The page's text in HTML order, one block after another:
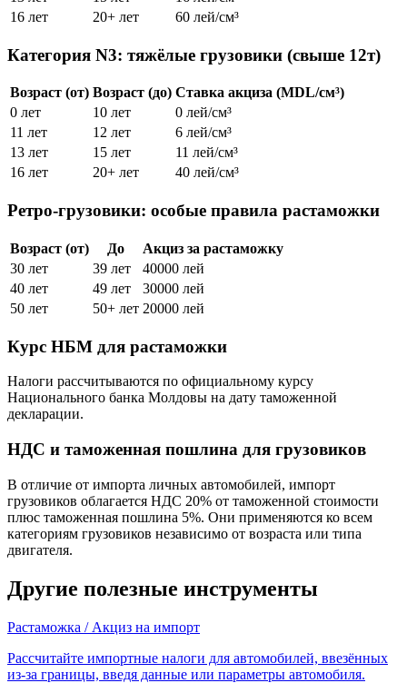
16 лет
20+ лет 60 лей/см³
Категория N3: тяжёлые грузовики (свыше 12т)
Возраст (от) Возраст (до) Ставка акциза (MDL/см³)
0 лет
10 лет
0 лей/см³
11 лет
12 лет
6 лей/см³
13 лет
15 лет
11 лей/см³
16 лет
20+ лет 40 лей/см³
Ретро-грузовики: особые правила растаможки
Возраст (от) До
Акциз за растаможку
30 лет
39 лет
40000 лей
40 лет
49 лет
30000 лей
50 лет
50+ лет 20000 лей
Курс НБМ для растаможки
Налоги рассчитываются по официальному курсу
Национального банка Молдовы на дату таможенной
декларации.
НДС и таможенная пошлина для грузовиков
В отличие от импорта личных автомобилей, импорт
грузовиков облагается НДС 20% от таможенной стоимости
плюс таможенная пошлина 5%. Они применяются ко всем
категориям грузовиков независимо от возраста или типа
двигателя.
Другие полезные инструменты
Растаможка / Акциз на импорт
Рассчитайте импортные налоги для автомобилей, ввезённых
из-за границы, введя данные или параметры автомобиля.